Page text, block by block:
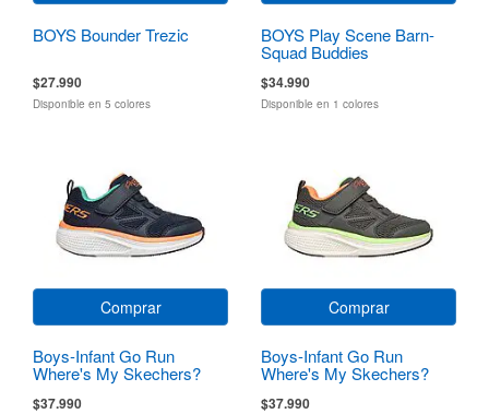
BOYS Bounder Trezic
$27.990
Disponible en 5 colores
BOYS Play Scene Barn-
Squad Buddies
$34.990
Disponible en 1 colores
Comprar
Boys-Infant Go Run
Where's My Skechers?
$37.990
Comprar
Boys-Infant Go Run
Where's My Skechers?
$37.990